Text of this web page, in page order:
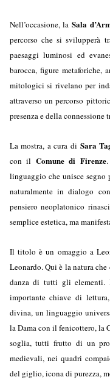
Nell’occasione, laSala
percorso che si svilupperà
paesaggi luminosi ed
barocca, figure metaforiche,
mitologici si rivelano per
attraverso un percorso
presenza e della
La mostra, a cura di Sara
con il Comune di Firenze
linguaggio che unisce
naturalmente in dialogo
pensiero neoplatonico
semplice estetica, ma
Il titolo è un omaggio a
Leonardo. Qui è la natura
danza di tutti gli elementi.
importante chiave di
divina, un linguaggio
la Dama con il fenicottero, la
soglia, tutti frutto di un
medievali, nei quadri
del giglio, icona di purezza,